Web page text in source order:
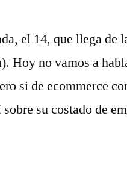
el 14, que llega de
Hoy no vamos a
si de ecommerce
su costado de